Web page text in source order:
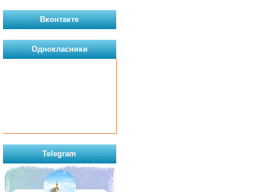
Вконтакте
Однокласники
Telegram